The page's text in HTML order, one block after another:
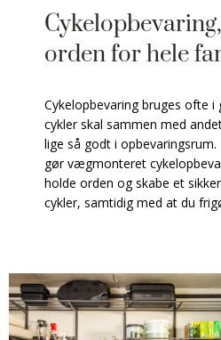
orden for hele
Cykelopbevaring bruges ofte i
cykler skal sammen med
lige så godt i
gør vægmonteret
holde orden og skabe et
cykler, samtidig med at du